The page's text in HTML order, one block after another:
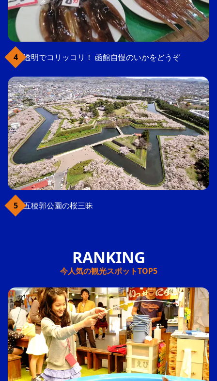
透明でコリッコリ！ 函館自慢のいかをどうぞ
五稜郭公園の桜三昧
今人気の観光スポットTOP5